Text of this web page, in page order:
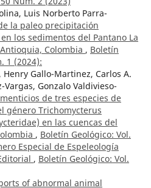
Luis Norberto Parra-
la paleo precipitación
los sedimentos del Pantano La
Colombia , Boletín
1 (2024):
Gallo-Martinez, Carlos A.
Vargas, Gonzalo Valdivieso-
de tres especies de
género Trichomycterus
en las cuencas del
, Boletín Geológico: Vol.
Especial de Espeleología
, Boletín Geológico: Vol.
of abnormal animal